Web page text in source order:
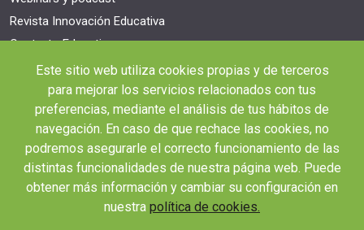
Revista Innovación Educativa
Contexto Educativo
Desistir contrato aquí
Tienes 14 días desde tu matriculación para cancelar sin coste y recibir el
reembolso completo.
Este sitio web utiliza cookies propias y de terceros
para mejorar los servicios relacionados con tus
preferencias, mediante el análisis de tus hábitos de
navegación. En caso de que rechace las cookies, no
podremos asegurarle el correcto funcionamiento de las
distintas funcionalidades de nuestra página web. Puede
obtener más información y cambiar su configuración en
nuestra política de cookies.